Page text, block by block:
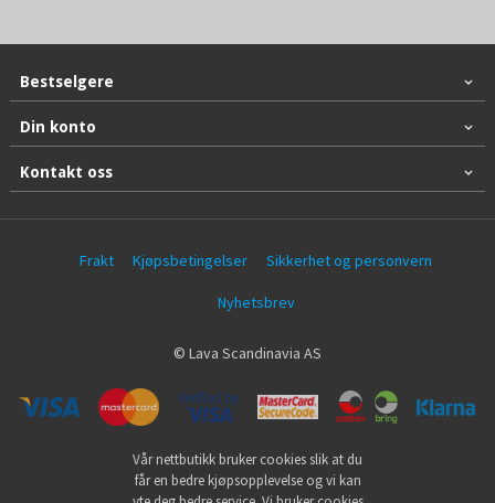
Bestselgere
Din konto
Kontakt oss
Frakt Kjøpsbetingelser Sikkerhet og personvern
Nyhetsbrev
© Lava Scandinavia AS
Vår nettbutikk bruker cookies slik at du
får en bedre kjøpsopplevelse og vi kan